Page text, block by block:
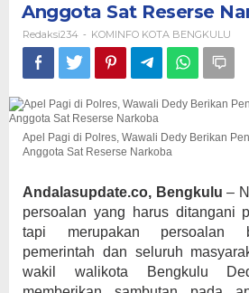
Penghargaan
10
Anggota
Sat
Narkoba
Anggota Sat Reserse
Redaksi234 - KOMINFO KOTA BENGKULU
Apel Pagi di Polres, Wawali Dedy Berikan
Anggota Sat Reserse Narkoba
Andalasupdate.co, Bengkulu –
persoalan yang harus ditangani
tapi merupakan persoalan
pemerintah dan seluruh
wakil walikota Bengkulu